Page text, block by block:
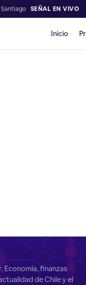
SEÑAL EN VIVO
Inicio
Economía, finanzas
de Chile y el